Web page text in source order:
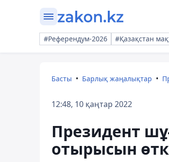
#Референдум-2026 #Қазақстан
Басты Барлық жаңалықтар
12:48, 10 қаңтар 2022
Президент
отырысын